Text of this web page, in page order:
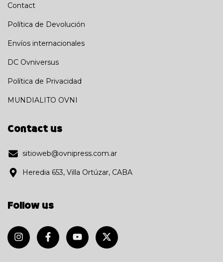
Contact
Política de Devolución
Envíos internacionales
DC Ovniversus
Política de Privacidad
MUNDIALITO OVNI
Contact us
sitioweb@ovnipress.com.ar
Heredia 653, Villa Ortúzar, CABA
Follow us